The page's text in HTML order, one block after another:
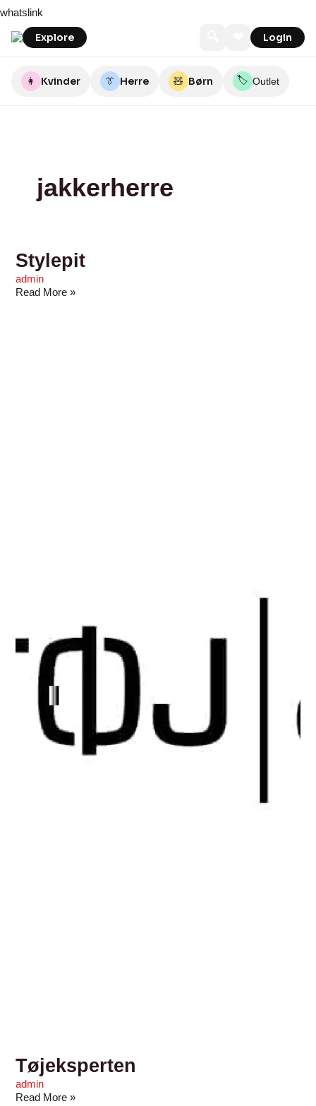
to
content
whatslink
Explore Login
👩 Kvinder 👔 Herre 🧸 Børn 🏷️ Outlet
jakkerherre
Stylepit
admin
Read More »
Tøjeksperten
admin
Read More »